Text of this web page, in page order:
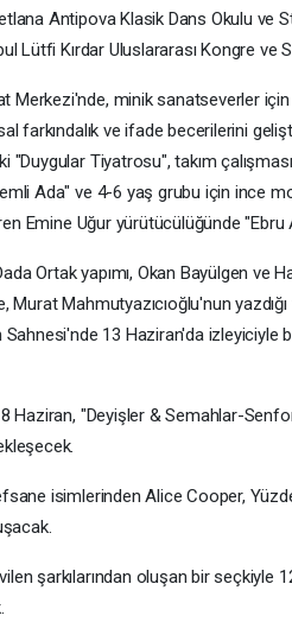
Antipova Klasik Dans Okulu ve
Lütfi Kırdar Uluslararası Kongre ve
Merkezi'nde, minik sanatseverler
farkındalık ve ifade becerilerini
"Duygular Tiyatrosu", takım
Ada" ve 4-6 yaş grubu için ince
Emine Uğur yürütücülüğünde
Ortak yapımı, Okan Bayülgen ve
Murat Mahmutyazıcıoğlu'nun
13 Haziran'da izleyiciyle
Haziran, "Deyişler & Semahlar-
isimlerinden Alice Cooper,
şarkılarından oluşan bir